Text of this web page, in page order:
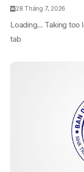
28 Tháng 7, 2026
Loading... Taking too
tab